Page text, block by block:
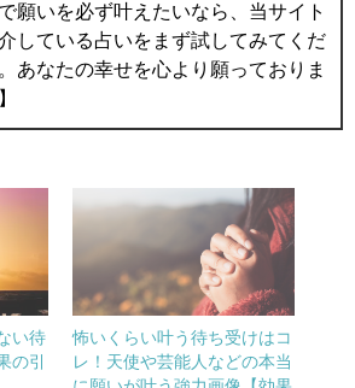
願いを必ず叶えたいなら、当サイト
している占いをまず試してみてくだ
あなたの幸せを心より願っておりま
い待
の引
怖いくらい叶う待ち受けはコ
レ！天使や芸能人などの本当